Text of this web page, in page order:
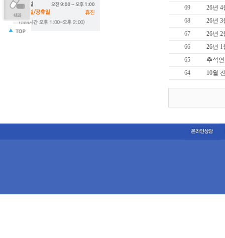
69
26년 4
68
26년 3
67
26년 2
66
26년 1
65
추석
64
10월